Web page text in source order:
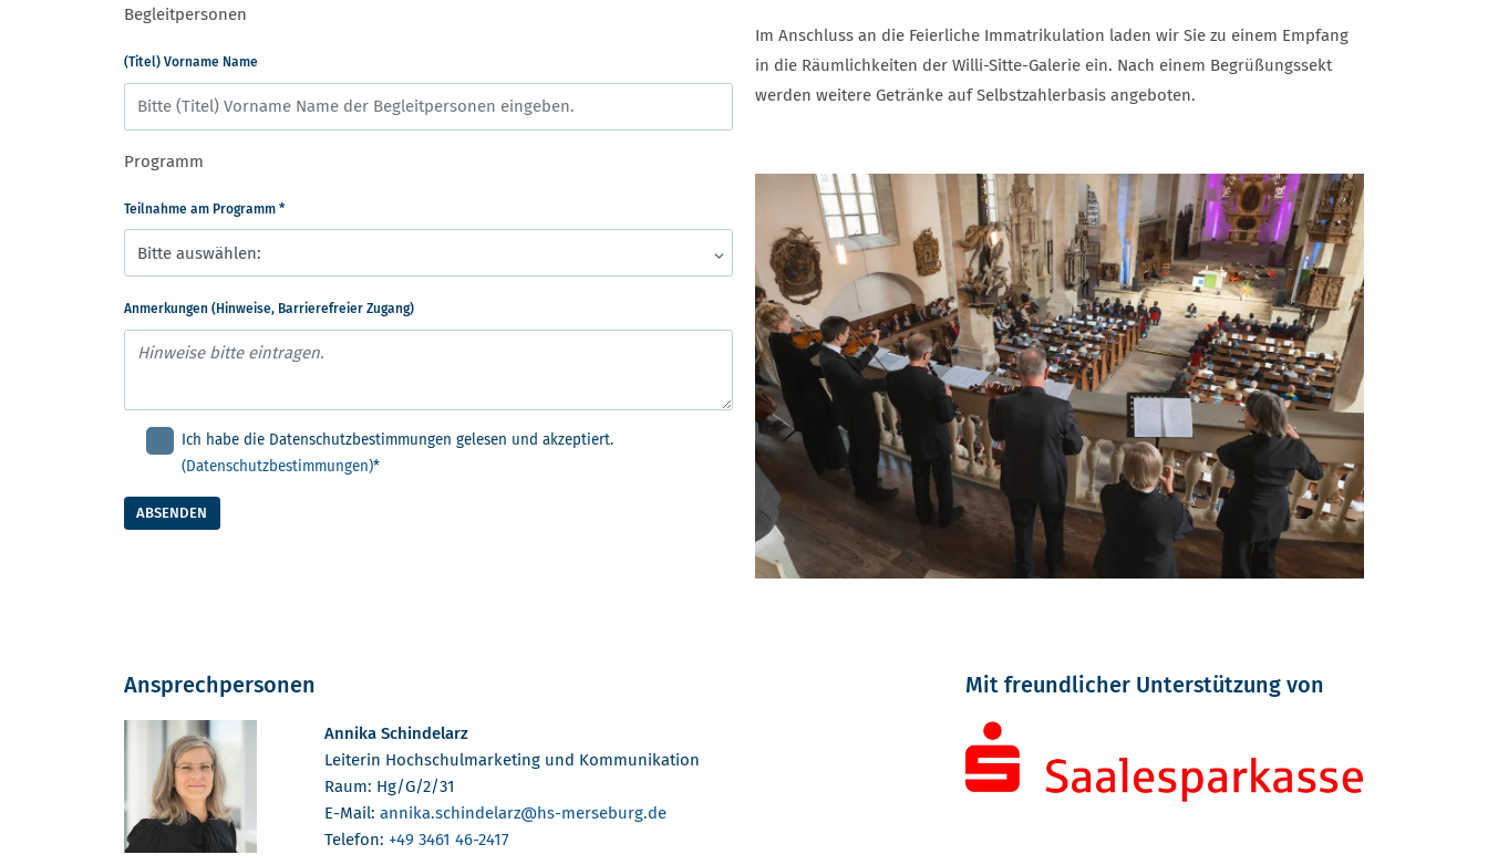
Begleitpersonen
(Titel) Vorname Name
Programm
Teilnahme am Programm *
Anmerkungen (Hinweise, Barrierefreier Zugang)
Ich habe die Datenschutzbestimmungen gelesen und akzeptiert.
(Datenschutzbestimmungen)*
ABSENDEN
Im Anschluss an die Feierliche Immatrikulation laden wir Sie zu einem Empfang
in die Räumlichkeiten der Willi-Sitte-Galerie ein. Nach einem Begrüßungssekt
werden weitere Getränke auf Selbstzahlerbasis angeboten.
Ansprechpersonen
Annika Schindelarz
Leiterin Hochschulmarketing und Kommunikation
Raum: Hg/G/2/31
E-Mail:annika.schindelarz@hs-merseburg.de
Telefon: +49 3461 46-2417
Mit freundlicher Unterstützung von